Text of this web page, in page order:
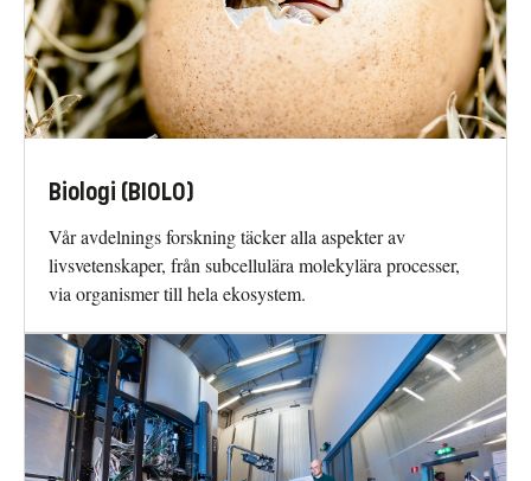
Biologi (BIOLO)
Vår avdelnings forskning täcker alla aspekter av
livsvetenskaper, från subcellulära molekylära processer,
via organismer till hela ekosystem.